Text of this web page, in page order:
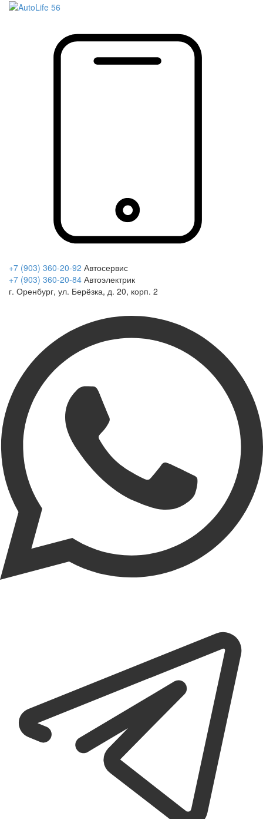
+7 (903) 360-20-92 Автосервис
+7 (903) 360-20-84 Автоэлектрик
г. Оренбург, ул. Берёзка, д. 20, корп. 2